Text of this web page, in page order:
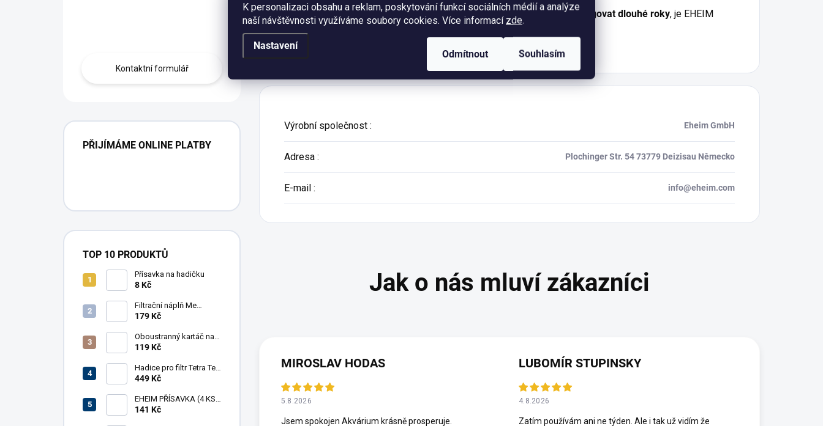
K personalizaci obsahu a reklam, poskytování funkcí sociálních médií a analýze
naší návštěvnosti využíváme soubory cookies. Více informací zde.
Nastavení
Odmítnout Souhlasím
Kontaktní formulář
PŘIJÍMÁME ONLINE PLATBY
TOP 10 PRODUKTŮ
Přísavka na hadičku
8 Kč
Filtrační náplň Me
Crystal Clear Resin, 30 g
179 Kč
Oboustranný kartáč na
hadice AkvaX, 15/30
119 Kč
Hadice pro filtr Tetra Tec
EX 1200
449 Kč
EHEIM PŘÍSAVKA (4 KS)
PRO FILTR (7271100)
141 Kč
Pokud hledátešpičkovou akvarijní techniku, která bude spolehlivě fungovat dlouhé roky, je EHEIM
jednou z nejlepších voleb na trhu a symbolem skutečné německé kvality.
Výrobní společnost : Eheim GmbH
Adresa : Plochinger Str. 54 73779 Deizisau Německo
E-mail : info@eheim.com
MIROSLAV HODAS
5.8.2026
Jsem spokojen Akvárium krásně prosperuje.
LUBOMÍR STUPINSKY
4.8.2026
Zatím používám ani ne týden. Ale i tak už vidím že